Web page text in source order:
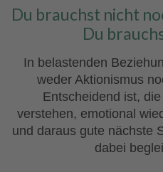
Du brauchst nicht
Du
In belastenden
weder Aktionismus
Entscheidend ist,
verstehen, emotional
und daraus gute nächste
dabei